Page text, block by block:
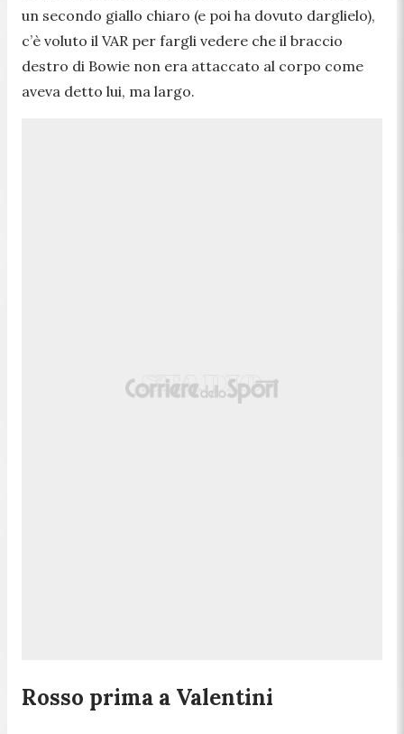
un secondo giallo chiaro (e poi ha dovuto darglielo),
c’è voluto il VAR per fargli vedere che il braccio
destro di Bowie non era attaccato al corpo come
aveva detto lui, ma largo.
Rosso prima a Valentini